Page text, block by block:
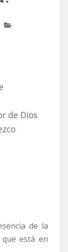
de Dios
de la
está en